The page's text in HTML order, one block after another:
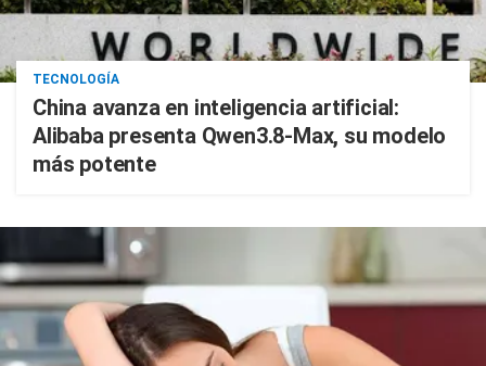
TECNOLOGÍA
China avanza en inteligencia artificial:
Alibaba presenta Qwen3.8-Max, su modelo
más potente